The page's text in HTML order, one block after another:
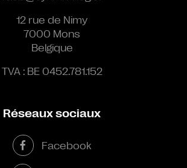
12 rue de Nimy
7000 Mons
Belgique
TVA : BE 0452.781.152
Réseaux sociaux
Facebook